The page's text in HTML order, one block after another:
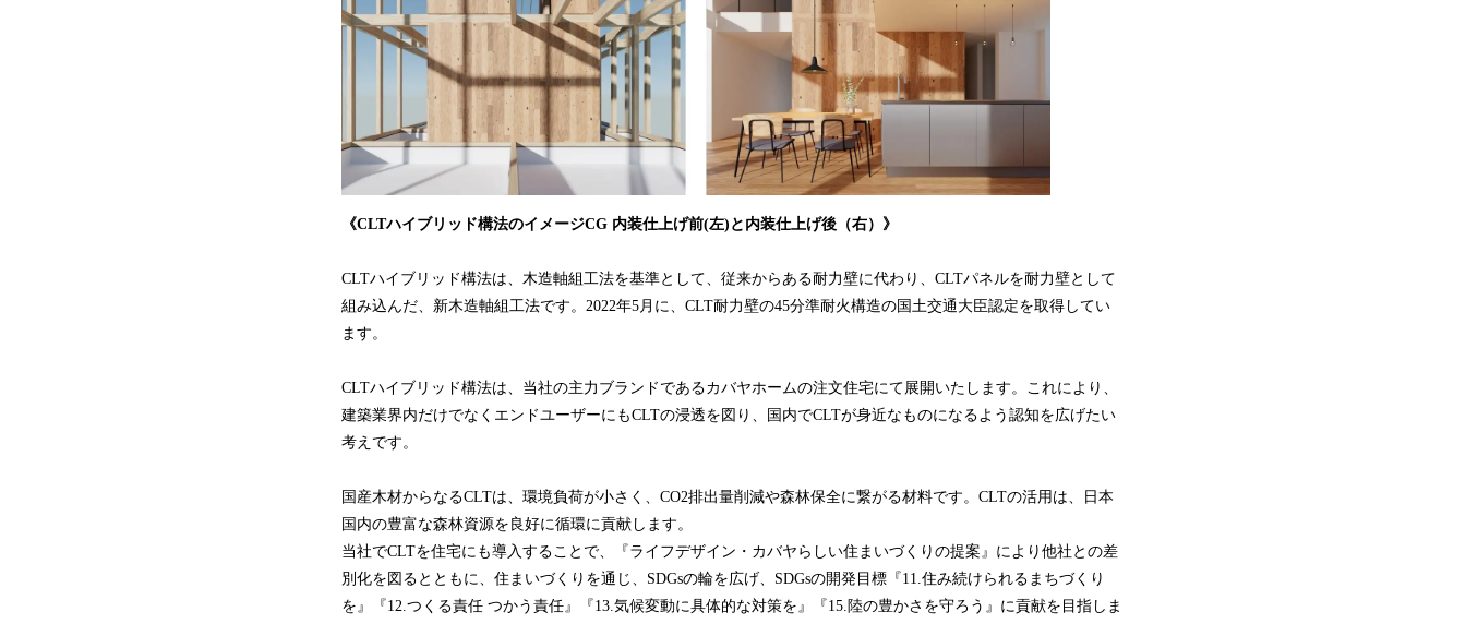
す
《CLTハイブリッド構法のイメージCG 内装仕上げ前(左) と 内装仕上げ後 （右） 》
CLTハイブリッド構法は、木造軸組工法を基準として、従来からある耐力壁に代わり、CLTパネルを耐力壁として
組み込んだ、新木造軸組工法です。2022年5月に、CLT耐力壁の45分準耐火構造の国土交通大臣認定を取得してい
ます。
CLTハイブリッド構法は、当社の主力ブランドであるカバヤホームの注文住宅にて展開いたします。これにより、
建築業界内だけでなくエンドユーザーにもCLTの浸透を図り、国内でCLTが身近なものになるよう認知を広げたい
考えです。
国産木材からなるCLTは、環境負荷が小さく、CO2排出量削減や森林保全に繋がる材料です。CLTの活用は、日本
国内の豊富な森林資源を良好に循環に貢献します。
当社でCLTを住宅にも導入することで、『ライフデザイン・カバヤらしい住まいづくりの提案』により他社との差
別化を図るとともに、住まいづくりを通じ、SDGsの輪を広げ、SDGsの開発目標『11.住み続けられるまちづくり
を』『12.つくる責任 つかう責任』『13.気候変動に具体的な対策を』『15.陸の豊かさを守ろう』に貢献を目指しま